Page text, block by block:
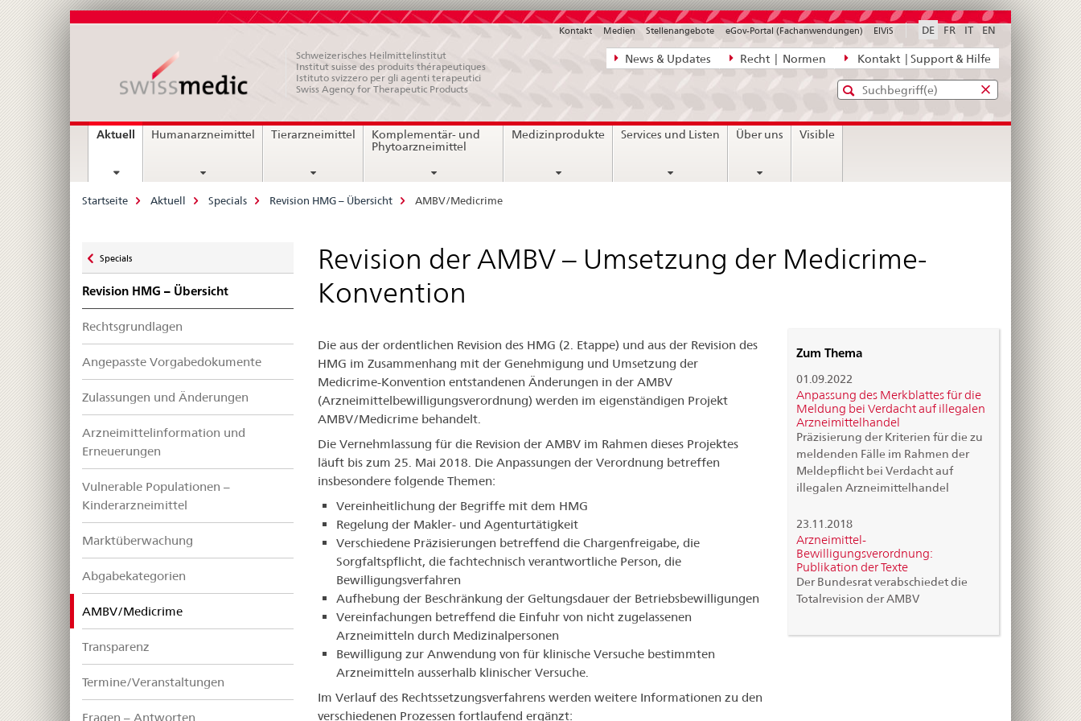
Direktnavigation
News,
Kontakt
News & Updates Recht | Normen Kontakt | Support & Hilfe
DE FR IT EN
Kontakt Medien Stellenangebote eGov-Portal (Fachanwendungen) ElViS
Schweizerisches Heilmittelinstitut
Institut suisse des produits thérapeutiques
Istituto svizzero per gli agenti terapeutici
Swiss Agency for Therapeutic Products
Standard-
Suche
Eingabefenster
diefür
Hauptnavigation
Aktuell current
Humanarzneimittel Tierarzneimittel
Komplementär- und
Phytoarzneimittel
Medizinprodukte Services und Listen Über uns Visible
Breadcrumb
Startseite Aktuell Specials Revision HMG – Übersicht AMBV/Medicrime
zu
Specials
Revision HMG – Übersicht
Rechtsgrundlagen
Angepasste Vorgabedokumente
Zulassungen und Änderungen
Arzneimittelinformation und
Erneuerungen
Vulnerable Populationen –
Kinderarzneimittel
Marktüberwachung
Abgabekategorien
AMBV/Medicrimeselected
Transparenz
Termine/Veranstaltungen
Fragen – Antworten
Revision der AMBV – Umsetzung der Medicrime-
Konvention
Die aus der ordentlichen Revision des HMG (2. Etappe) und aus der Revision des
HMG im Zusammenhang mit der Genehmigung und Umsetzung der
Medicrime-Konvention entstandenen Änderungen in der AMBV
(Arzneimittelbewilligungsverordnung) werden im eigenständigen Projekt
AMBV/Medicrime behandelt.
Die Vernehmlassung für die Revision der AMBV im Rahmen dieses Projektes
läuft bis zum 25. Mai 2018. Die Anpassungen der Verordnung betreffen
insbesondere folgende Themen:
Vereinheitlichung der Begriffe mit dem HMG
Regelung der Makler- und Agenturtätigkeit
Verschiedene Präzisierungen betreffend die Chargenfreigabe, die
Sorgfaltspflicht, die fachtechnisch verantwortliche Person, die
Bewilligungsverfahren
Aufhebung der Beschränkung der Geltungsdauer der Betriebsbewilligungen
Vereinfachungen betreffend die Einfuhr von nicht zugelassenen
Arzneimitteln durch Medizinalpersonen
Bewilligung zur Anwendung von für klinische Versuche bestimmten
Arzneimitteln ausserhalb klinischer Versuche.
Im Verlauf des Rechtssetzungsverfahrens werden weitere Informationen zu den
verschiedenen Prozessen fortlaufend ergänzt:
Zum Thema
01.09.2022
Anpassung des Merkblattes für die
Meldung bei Verdacht auf illegalen
Arzneimittelhandel
Präzisierung der Kriterien für die zu
meldenden Fälle im Rahmen der
Meldepflicht bei Verdacht auf
illegalen Arzneimittelhandel
23.11.2018
Arzneimittel-
Bewilligungsverordnung:
Publikation der Texte
Der Bundesrat verabschiedet die
Totalrevision der AMBV